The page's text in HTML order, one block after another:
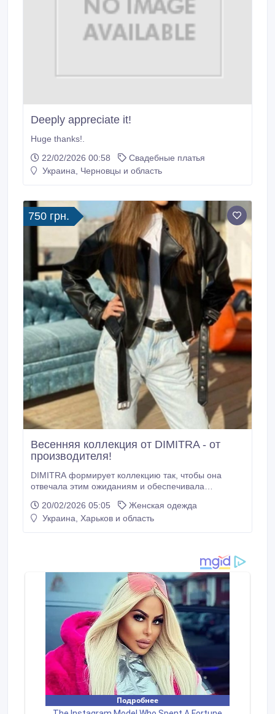
Deeply appreciate it!
Huge thanks!.
22/02/2026 00:58
Свадебные платья
Украина, Черновцы и область
750 грн.
Весенняя коллекция от DIMITRA - от
производителя!
DIMITRA формирует коллекцию так, чтобы она
отвечала этим ожиданиям и обеспечивала
женскую одежду полного цикла - от разработки
моделей до контроля качества на каждом этапе.
20/02/2026 05:05
Женская одежда
Украина, Харьков и область